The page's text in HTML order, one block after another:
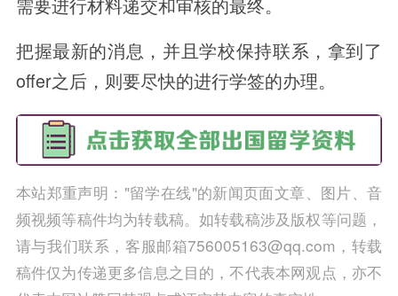
把握最新的消息，并且学校保持联系，拿到了
offer之后，则要尽快的进行学签的办理。
本站郑重声明："留学在线"的新闻页面文章、图片、音
频视频等稿件均为转载稿。如转载稿涉及版权等问题，
请与我们联系，客服邮箱756005163@qq.com，转载
稿件仅为传递更多信息之目的，不代表本网观点，亦不